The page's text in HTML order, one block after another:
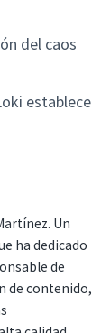
del caos
establece
Un
ha dedicado
de
de contenido,